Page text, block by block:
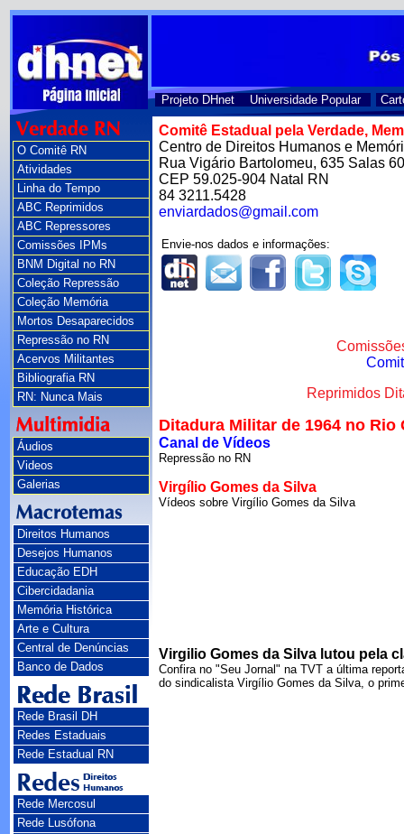
Projeto DHnet Universidade Popular
O Comitê RN
Atividades
Linha do Tempo
ABC Reprimidos
ABC Repressores
Comissões IPMs
BNM Digital no RN
Coleção Repressão
Coleção Memória
Mortos Desaparecidos
Repressão no RN
Acervos Militantes
Bibliografia RN
RN: Nunca Mais
Áudios
Videos
Galerias
Direitos Humanos
Desejos Humanos
Educação EDH
Cibercidadania
Memória Histórica
Arte e Cultura
Central de Denúncias
Banco de Dados
Rede Brasil DH
Redes Estaduais
Rede Estadual RN
Rede Mercosul
Rede Lusófona
Comitê Estadual pela Verdade,
Centro de Direitos Humanos e
Rua Vigário Bartolomeu, 635 Salas
CEP 59.025-904 Natal RN
84 3211.5428
enviardados@gmail.com
Envie-nos dados e informações:
Reprimidos
Ditadura Militar de 1964 no Rio
Canal de Vídeos
Repressão no RN
Virgílio Gomes da Silva
Vídeos sobre Virgílio Gomes da Silva
Virgilio Gomes da Silva lutou pela
Confira no "Seu Jornal" na TVT a última
do sindicalista Virgílio Gomes da Silva, o